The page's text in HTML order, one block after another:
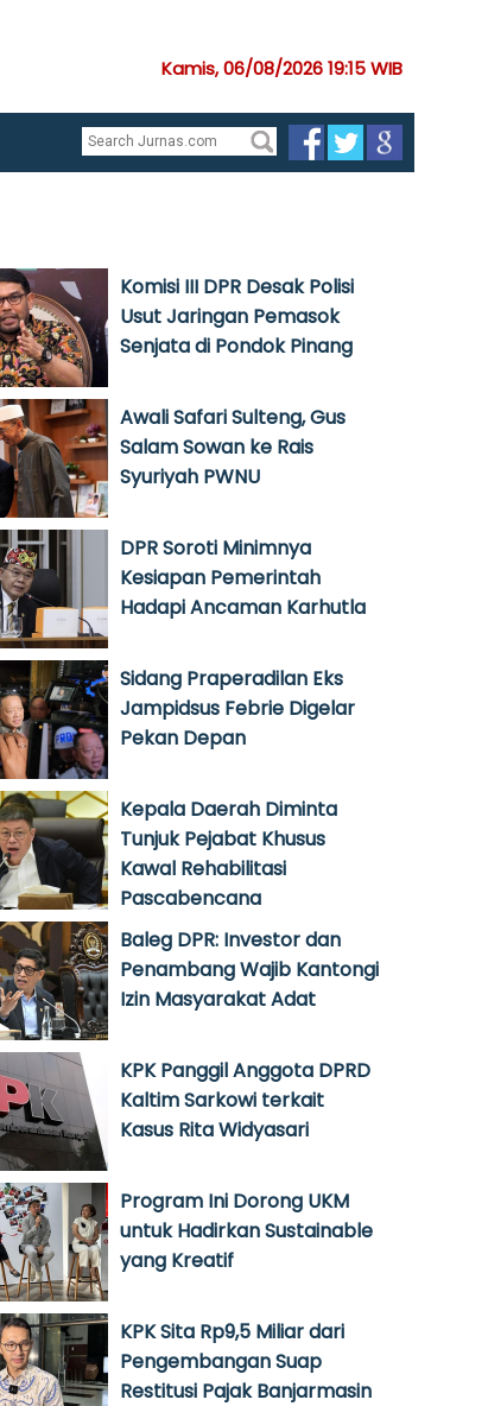
Kamis, 06/08/2026 19:15 WIB
Komisi III DPR Desak Polisi
Usut Jaringan Pemasok
Senjata di Pondok Pinang
Awali Safari Sulteng, Gus
Salam Sowan ke Rais
Syuriyah PWNU
DPR Soroti Minimnya
Kesiapan Pemerintah
Hadapi Ancaman Karhutla
Sidang Praperadilan Eks
Jampidsus Febrie Digelar
Pekan Depan
Kepala Daerah Diminta
Tunjuk Pejabat Khusus
Kawal Rehabilitasi
Pascabencana
Baleg DPR: Investor dan
Penambang Wajib Kantongi
Izin Masyarakat Adat
KPK Panggil Anggota DPRD
Kaltim Sarkowi terkait
Kasus Rita Widyasari
Program Ini Dorong UKM
untuk Hadirkan Sustainable
yang Kreatif
KPK Sita Rp9,5 Miliar dari
Pengembangan Suap
Restitusi Pajak Banjarmasin